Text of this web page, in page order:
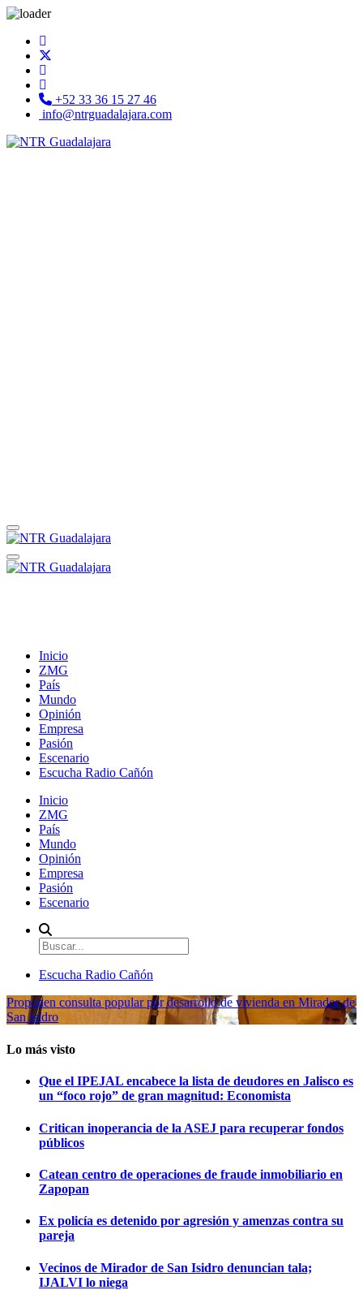
+52 33 36 15 27 46
info@ntrguadalajara.com
Inicio
ZMG
País
Mundo
Opinión
Empresa
Pasión
Escenario
Escucha Radio Cañón
Inicio
ZMG
País
Mundo
Opinión
Empresa
Pasión
Escenario
Escucha Radio Cañón
Proponen consulta popular por desarrollo de vivienda en Mirador de
San Isidro
Lo más visto
Que el IPEJAL encabece la lista de deudores en Jalisco es
un “foco rojo” de gran magnitud: Economista
Critican inoperancia de la ASEJ para recuperar fondos
públicos
Catean centro de operaciones de fraude inmobiliario en
Zapopan
Ex policía es detenido por agresión y amenzas contra su
pareja
Vecinos de Mirador de San Isidro denuncian tala;
IJALVI lo niega